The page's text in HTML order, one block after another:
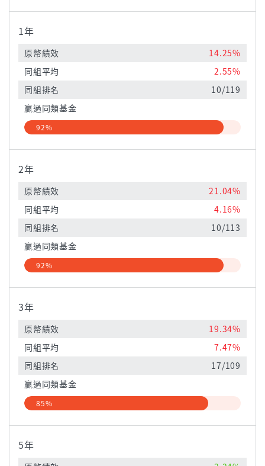
1年
原幣績效
14.25%
同組平均
2.55%
同組排名
10/119
贏過同類基金
92%
2年
原幣績效
21.04%
同組平均
4.16%
同組排名
10/113
贏過同類基金
92%
3年
原幣績效
19.34%
同組平均
7.47%
同組排名
17/109
贏過同類基金
85%
5年